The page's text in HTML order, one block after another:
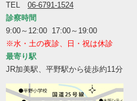
TEL 06-6791-1524
診察時間
9:00～12:00 17:00～19:00
※水・土の夜診、日・祝は休診
最寄り駅
JR加美駅、平野駅から徒歩約11分